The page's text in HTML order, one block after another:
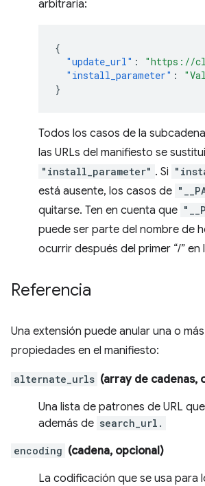
arbitraria:
{
"update_url" :
"https://
"install_parameter" :
}
Todos los casos de la subcadena
las URLs del manifiesto se
"install_parameter" . Si
está ausente, los casos de
quitarse. Ten en cuenta que
puede ser parte del nombre de
ocurrir después del primer “/” en
Referencia
Una extensión puede anular una o
propiedades en el manifiesto:
alternate_urls (array de cadenas,
Una lista de patrones de URL
además de search_url.
encoding (cadena, opcional)
La codificación que se usa para